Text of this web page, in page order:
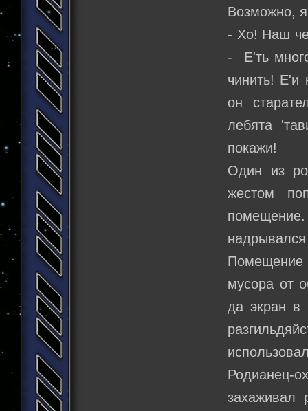
Возможно, я
- Хо! Наш
- Е'ть
чинить! Е'и
он
лебята
покажи!
Один из
жестом
помещение.
надрывался
мусора от
да экран в
Родианец-
захаживал